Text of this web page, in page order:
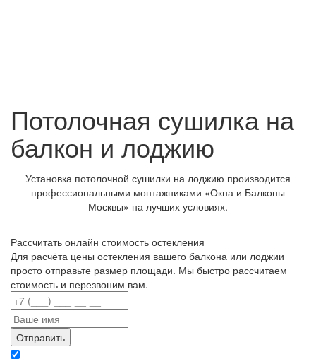
Потолочная сушилка на
балкон и лоджию
Установка потолочной сушилки на лоджию производится
профессиональными монтажниками «Окна и Балконы
Москвы» на лучших условиях.
Рассчитать онлайн стоимость остекления
Для расчёта цены остекления вашего балкона или лоджии
просто отправьте размер площади. Мы быстро рассчитаем
стоимость и перезвоним вам.